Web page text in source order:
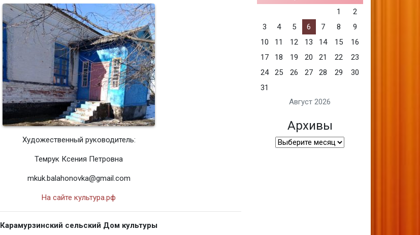
Художественный руководитель:
Темрук Ксения Петровна
mkuk.balahonovka@gmail.com
На сайте культура.рф
Карамурзинский сельский Дом культуры
Август 2026
1
2
3
4 5 6 7 8
9
10
11 12 13 14 15
16
17
18 19 20 21 22
23
24
25 26 27 28 29
30
31
Архивы
Архивы